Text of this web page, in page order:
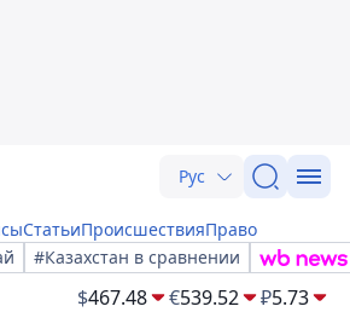
Рус
СтатьиПроисшествияПраво
#Казахстан в сравнении
$467.48 €539.52 ₽5.73